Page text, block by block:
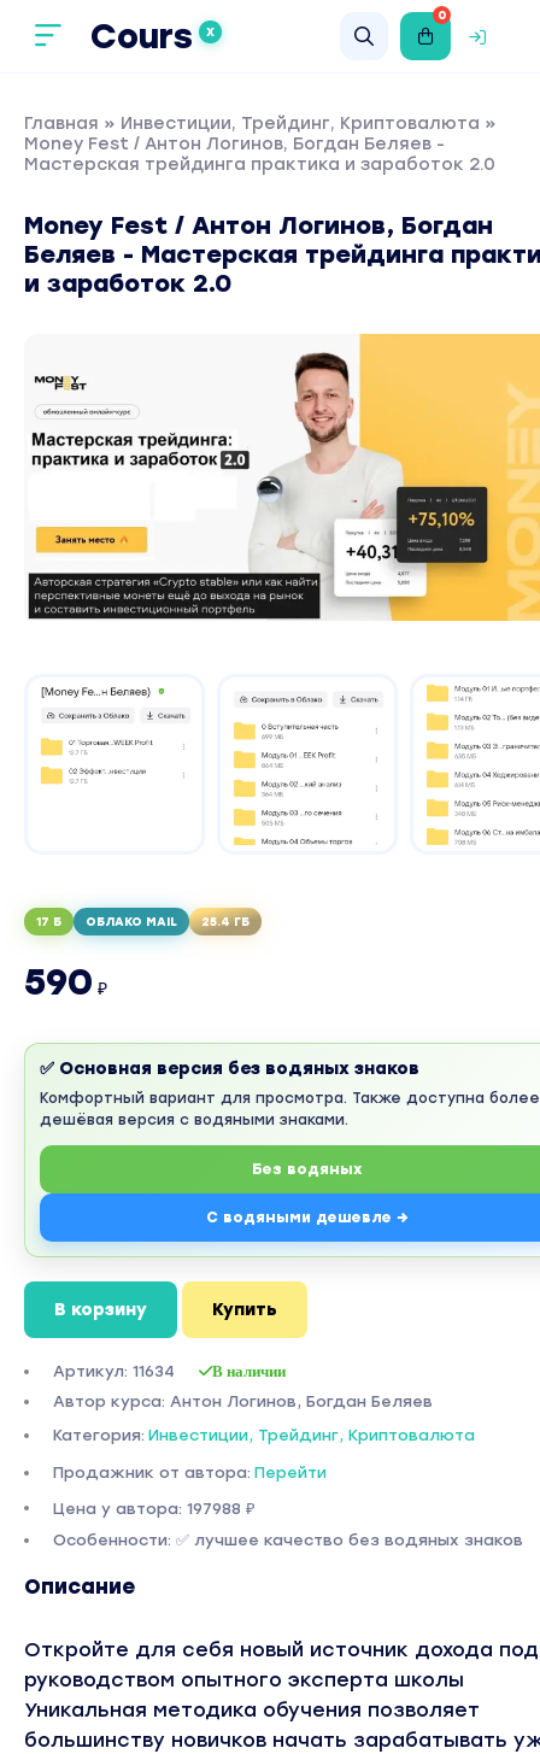
Cours X
0
Главная » Инвестиции, Трейдинг, Криптовалюта »
Money Fest / Антон Логинов, Богдан Беляев -
Мастерская трейдинга практика и заработок 2.0
Money Fest / Антон Логинов, Богдан
Беляев - Мастерская трейдинга
и заработок 2.0
17 Б ОБЛАКО MAIL 25.4 ГБ
590 ₽
✅ Основная версия без водяных знаков
Комфортный вариант для просмотра. Также доступна более
дешёвая версия с водяными знаками.
Без водяных
С водяными дешевле →
В корзину Купить
Артикул: 11634 В наличии
Автор курса: Антон Логинов, Богдан Беляев
Категория: Инвестиции, Трейдинг, Криптовалюта
Продажник от автора: Перейти
Цена у автора: 197988 ₽
Особенности: ✅ лучшее качество без водяных знаков
Описание
Откройте для себя новый источник дохода под
руководством опытного эксперта школы
Уникальная методика обучения позволяет
большинству новичков начать зарабатывать